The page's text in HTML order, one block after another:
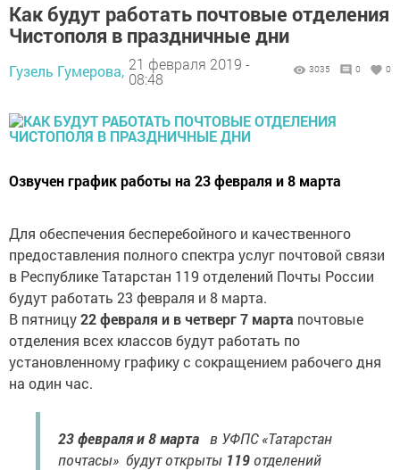
Как будут работать почтовые отделения
Чистополя в праздничные дни
Гузель Гумерова, 21 февраля 2019 -
08:48
3035 0 0
Озвучен график работы на 23 февраля и 8 марта
Для обеспечения бесперебойного и качественного
предоставления полного спектра услуг почтовой связи
в Республике Татарстан 119 отделений Почты России
будут работать 23 февраля и 8 марта.
В пятницу22 февраля и в четверг 7 марта почтовые
отделения всех классов будут работать по
установленному графику с сокращением рабочего дня
на один час.
23 февраля и 8 марта в УФПС «Татарстан
почтасы» будут открыты 119отделений